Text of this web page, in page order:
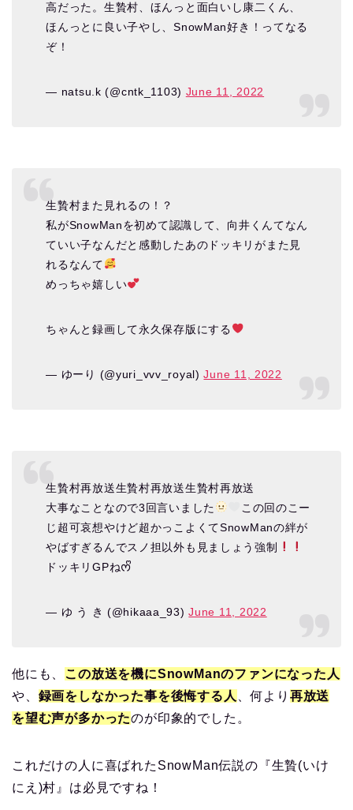
高だった。生贄村、ほんっと面白いし康二くん、
ほんっとに良い子やし、SnowMan好き！ってなる
ぞ！
— natsu.k (@cntk_1103) June 11, 2022
生贄村また見れるの！？
私がSnowManを初めて認識して、向井くんてなん
ていい子なんだと感動したあのドッキリがまた見
れるなんて
めっちゃ嬉しい
ちゃんと録画して永久保存版にする
— ゆーり (@yuri_vvv_royal)June 11, 2022
生贄村再放送生贄村再放送生贄村再放送
大事なことなので3回言いました
この回のこー
じ超可哀想やけど超かっこよくてSnowManの絆が
やばすぎるんでスノ担以外も見ましょう強制
ドッキリGPねᰔᩚ
— ゆ う き (@hikaaa_93)June 11, 2022
他にも、 この放送を機にSnowManのファンになった 人
や、 録画をしなかった事を後悔する人 、何より 再放送
を望む声が多かったのが印象的でした。
これだけの人に喜ばれたSnowMan伝説の『生贄(いけ
にえ)村』は必見ですね！